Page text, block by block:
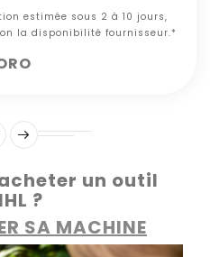
estimée sous 2 à 10 jours,
la disponibilité fournisseur.*
un outil
?
SA MACHINE